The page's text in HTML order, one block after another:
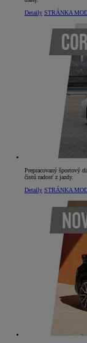
Detaily STRÁNKA
Prepracovaný športový
čistú radosť z jazdy.
Detaily STRÁNKA